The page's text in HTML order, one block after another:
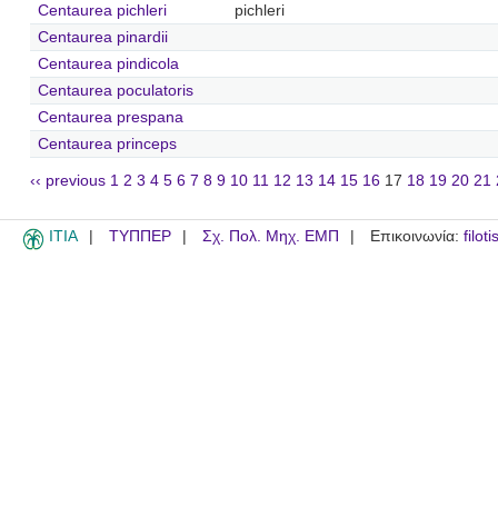
Centaurea pichleri
pichleri
Centaurea pinardii
Centaurea pindicola
Centaurea poculatoris
Centaurea prespana
Centaurea princeps
‹‹ previous 1 2 3 4 5 6 7 8 9 10 11 12 13 14 15 16 17 18 19 20 21
ITIA ΤΥΠΠΕΡ Σχ. Πολ. Μηχ. ΕΜΠ Επικοινωνία: